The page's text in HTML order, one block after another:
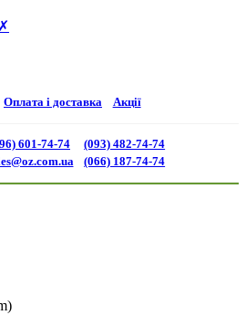
Оплата і доставка Акції
601-74-74
(093) 482-74-74
(066) 187-74-74